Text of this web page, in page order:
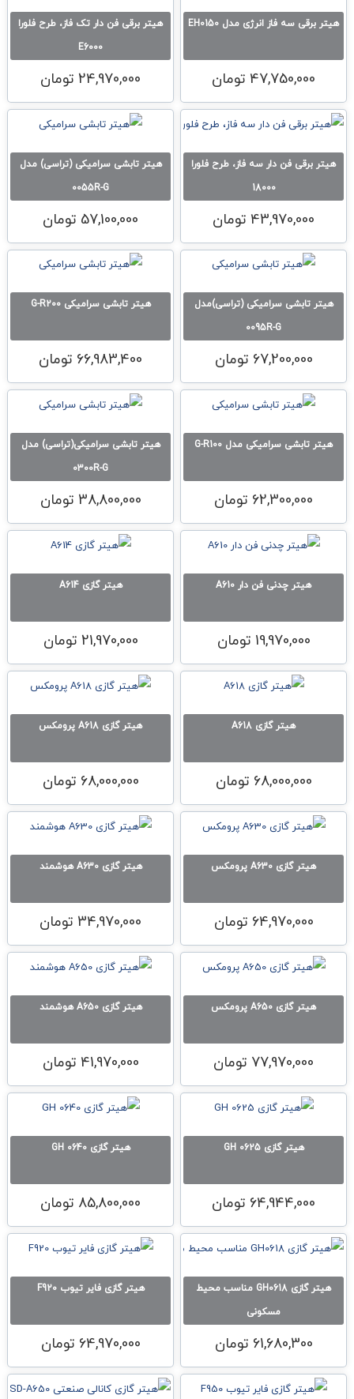
هیتر برقی سه فاز انرژی مدل EH0150
47,750,000 تومان
هیتر برقی فن دار تک فاز، طرح فلورا
E6000
24,970,000 تومان
هیتر برقی فن دار سه فاز، طرح فلورا
18000
43,970,000 تومان
هیتر تابشی سرامیکی (تراسی) مدل
0055R-G
57,100,000 تومان
هیتر تابشی سرامیکی (تراسی)مدل
0095R-G
67,200,000 تومان
هیتر تابشی سرامیکی G-R200
66,983,400 تومان
هیتر تابشی سرامیکی مدل G-R100
62,300,000 تومان
هیتر تابشی سرامیکی(تراسی) مدل
0300R-G
38,800,000 تومان
هیتر چدنی فن دار A610
19,970,000 تومان
هیتر گازی A614
21,970,000 تومان
هیتر گازی A618
68,000,000 تومان
هیتر گازی A618 پرومکس
68,000,000 تومان
هیتر گازی A630 پرومکس
64,970,000 تومان
هیتر گازی A630 هوشمند
34,970,000 تومان
هیتر گازی A650 پرومکس
77,970,000 تومان
هیتر گازی A650 هوشمند
41,970,000 تومان
هیتر گازی GH 0625
64,944,000 تومان
هیتر گازی GH 0640
85,800,000 تومان
هیتر گازی GH0618 مناسب محیط
مسکونی
61,680,300 تومان
هیتر گازی فایر تیوب F920
64,970,000 تومان